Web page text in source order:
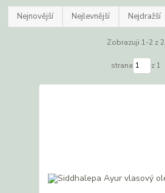
Nejnovější Nejlevnější Nejdražší
Zobrazuji 1-2 z 2
strana z 1